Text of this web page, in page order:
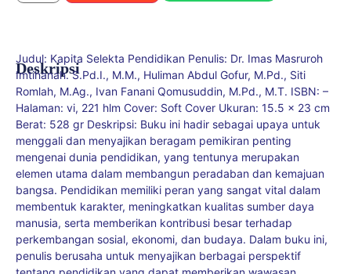
Deskripsi
Judul: Kapita Selekta Pendidikan Penulis: Dr. Imas Masruroh
Imtihanah. S.Pd.I., M.M., Huliman Abdul Gofur, M.Pd., Siti
Romlah, M.Ag., Ivan Fanani Qomusuddin, M.Pd., M.T. ISBN: –
Halaman: vi, 221 hlm Cover: Soft Cover Ukuran: 15.5 x 23 cm
Berat: 528 gr Deskripsi: Buku ini hadir sebagai upaya untuk
menggali dan menyajikan beragam pemikiran penting
mengenai dunia pendidikan, yang tentunya merupakan
elemen utama dalam membangun peradaban dan kemajuan
bangsa. Pendidikan memiliki peran yang sangat vital dalam
membentuk karakter, meningkatkan kualitas sumber daya
manusia, serta memberikan kontribusi besar terhadap
perkembangan sosial, ekonomi, dan budaya. Dalam buku ini,
penulis berusaha untuk menyajikan berbagai perspektif